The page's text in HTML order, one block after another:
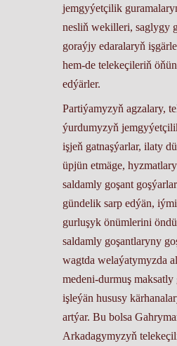
jemgyýetçilik
nesliň wekilleri, saglygy
goraýjy edaralaryň
hem-de telekeçileriň
edýärler.
Partiýamyzyň agzalary,
ýurdumyzyň
işjeň gatnaşýarlar, ilaty
üpjün etmäge,
saldamly goşant
gündelik sarp edýän,
gurluşyk önümlerini
saldamly goşantlaryny
wagtda welaýatymyzda
medeni-durmuş
işleýän hususy
artýar. Bu bolsa
Arkadagymyzyň